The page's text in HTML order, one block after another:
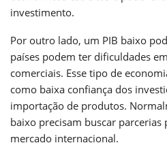
investimento.
Por outro lado, um PIB baixo
países podem ter dificuldades
comerciais. Esse tipo de
como baixa confiança dos
importação de produtos.
baixo precisam buscar parcerias
mercado internacional.